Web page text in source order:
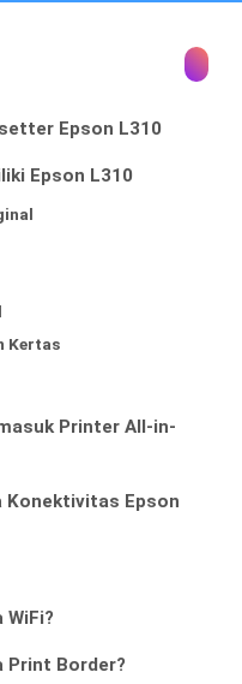
Epson L310
Epson L310
Kertas
Printer All-in-
Konektivitas Epson
WiFi?
Print Border?